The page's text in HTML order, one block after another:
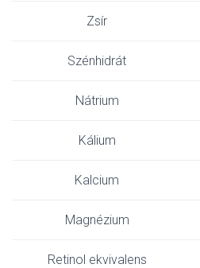
Zsír
Szénhidrát
Nátrium
Kálium
Kalcium
Magnézium
Retinol ekvivalens